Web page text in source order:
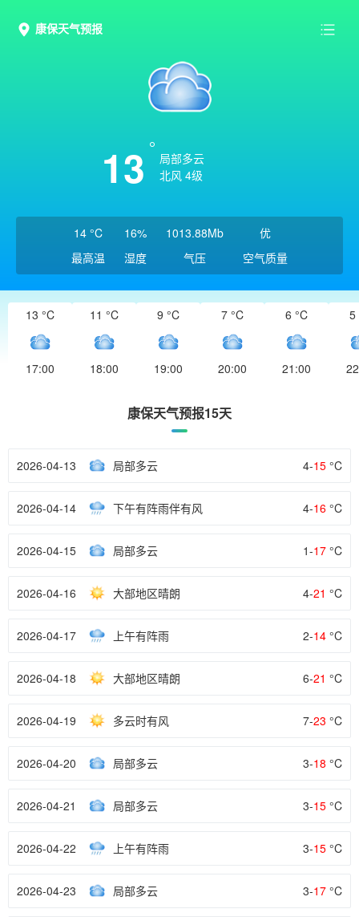
康保天气预报
13
局部多云
北风 4级
14 °C
最高温
16%
湿度
1013.88Mb
气压
优
空气质量
13 °C
17:00
11 °C
18:00
9 °C
19:00
7 °C
20:00
6 °C
21:00
5
康保天气预报15天
2026-04-13 局部多云 4-15 °C
2026-04-14 下午有阵雨伴有风 4-16 °C
2026-04-15 局部多云 1-17 °C
2026-04-16 大部地区晴朗 4-21 °C
2026-04-17 上午有阵雨 2-14 °C
2026-04-18 大部地区晴朗 6-21 °C
2026-04-19 多云时有风 7-23 °C
2026-04-20 局部多云 3-18 °C
2026-04-21 局部多云 3-15 °C
2026-04-22 上午有阵雨 3-15 °C
2026-04-23 局部多云 3-17 °C